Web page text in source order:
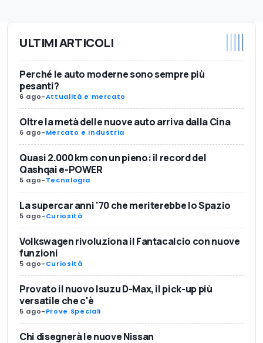
ULTIMI ARTICOLI
Perché le auto moderne sono sempre più
pesanti?
6 ago-Attualità e mercato
Oltre la metà delle nuove auto arriva dalla Cina
6 ago-Mercato e Industria
Quasi 2.000 km con un pieno: il record del
Qashqai e-POWER
5 ago-Tecnologia
La supercar anni '70 che meriterebbe lo Spazio
5 ago-Curiosità
Volkswagen rivoluziona il Fantacalcio con nuove
funzioni
5 ago-Curiosità
Provato il nuovo Isuzu D-Max, il pick-up più
versatile che c'è
5 ago-Prove Speciali
Chi disegnerà le nuove Nissan